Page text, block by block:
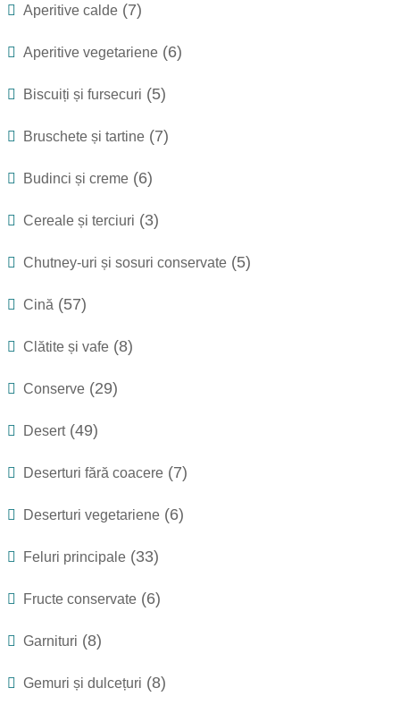
Aperitive calde (7)
Aperitive vegetariene (6)
Biscuiți și fursecuri (5)
Bruschete și tartine (7)
Budinci și creme (6)
Cereale și terciuri (3)
Chutney-uri și sosuri conservate (5)
Cină (57)
Clătite și vafe (8)
Conserve (29)
Desert(49)
Deserturi fără coacere (7)
Deserturi vegetariene (6)
Feluri principale (33)
Fructe conservate (6)
Garnituri (8)
Gemuri și dulcețuri (8)